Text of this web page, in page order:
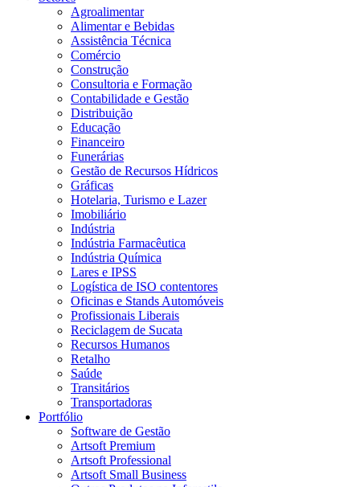
Agroalimentar
Alimentar e Bebidas
Assistência Técnica
Comércio
Construção
Consultoria e Formação
Contabilidade e Gestão
Distribuição
Educação
Financeiro
Funerárias
Gestão de Recursos Hídricos
Gráficas
Hotelaria, Turismo e Lazer
Imobiliário
Indústria
Indústria Farmacêutica
Indústria Química
Lares e IPSS
Logística de ISO contentores
Oficinas e Stands Automóveis
Profissionais Liberais
Reciclagem de Sucata
Recursos Humanos
Retalho
Saúde
Transitários
Transportadoras
Portfólio
Software de Gestão
Artsoft Premium
Artsoft Professional
Artsoft Small Business